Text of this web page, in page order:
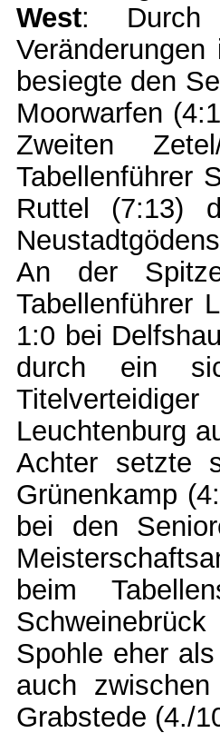
West: Durch
besiegte den
Moorwarfen
Zweiten
Tabellenführer
Ruttel (7:13)
An der
Tabellenführer
1:0 bei
durch ein
Leuchtenburg
Achter setzte
Grünenkamp
bei den
beim
Spohle eher
auch
Grabstede (4./